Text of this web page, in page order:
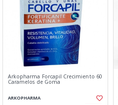
Arkopharma Forcapil Crecimiento 60
Caramelos de Goma
ARKOPHARMA